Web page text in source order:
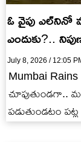
ఓ వైపు ఎల్‌నినో
ఎందుకు?..
July 8, 2026 / 12:05
Mumbai
చూపుతుండగా..
పడుతుండటం